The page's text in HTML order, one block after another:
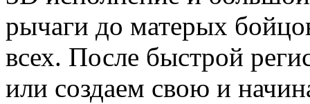
рычаги до матерых
всех. После быстрой
или создаем свою и